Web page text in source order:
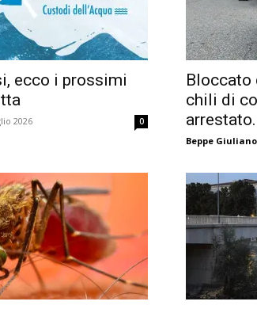
ecco i prossimi
2026 0
Bloccato
chili di
Beppe Giuliano